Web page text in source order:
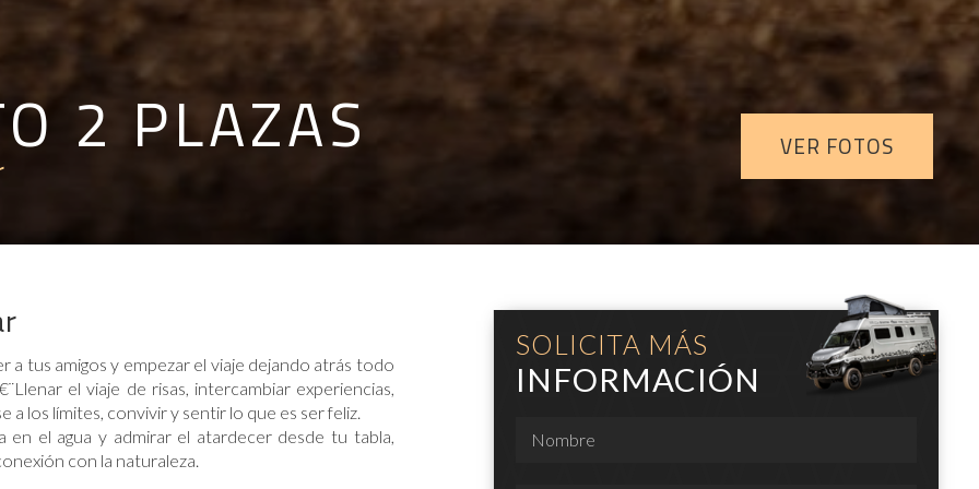
2 PLAZAS VER FOTOS
a tus amigos y empezar el viaje dejando atrás todo
el viaje de risas, intercambiar experiencias,
los límites, convivir y sentir lo que es ser feliz.
el agua y admirar el atardecer desde tu tabla,
con la naturaleza.
SOLICITA MÁS
INFORMACIÓN